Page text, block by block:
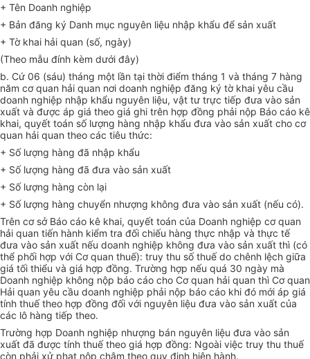
+ Tên Doanh nghiệp
+ Bản đăng ký Danh mục nguyên liệu nhập khẩu để sản xuất
+ Tờ khai hải quan (số, ngày)
(Theo mẫu đính kèm dưới đây)
b. Cứ 06 (sáu) tháng một lần tại thời điểm tháng 1 và tháng 7 hàng
năm cơ quan hải quan nơi doanh nghiệp đăng ký tờ khai yêu cầu
doanh nghiệp nhập khẩu nguyên liệu, vật tư trực tiếp đưa vào sản
xuất và được áp giá theo giá ghi trên hợp đồng phải nộp Báo cáo kê
khai, quyết toán số lượng hàng nhập khẩu đưa vào sản xuất cho cơ
quan hải quan theo các tiêu thức:
+ Số lượng hàng đã nhập khẩu
+ Số lượng hàng đã đưa vào sản xuất
+ Số lượng hàng còn lại
+ Số lượng hàng chuyển nhượng không đưa vào sản xuất (nếu có).
Trên cơ sở Báo cáo kê khai, quyết toán của Doanh nghiệp cơ quan
hải quan tiến hành kiểm tra đối chiếu hàng thực nhập và thực tế
đưa vào sản xuất nếu doanh nghiệp không đưa vào sản xuất thì (có
thể phối hợp với Cơ quan thuế): truy thu số thuế do chênh lệch giữa
giá tối thiểu và giá hợp đồng. Trường hợp nếu quá 30 ngày mà
Doanh nghiệp không nộp báo cáo cho Cơ quan hải quan thì Cơ quan
Hải quan yêu cầu doanh nghiệp phải nộp báo cáo khi đó mới áp giá
tính thuế theo hợp đồng đối với nguyên liệu đưa vào sản xuất của
các lô hàng tiếp theo.
Trường hợp Doanh nghiệp nhượng bán nguyên liệu đưa vào sản
xuất đã được tính thuế theo giá hợp đồng: Ngoài việc truy thu thuế
còn phải xử phạt nộp chậm theo quy định hiện hành.